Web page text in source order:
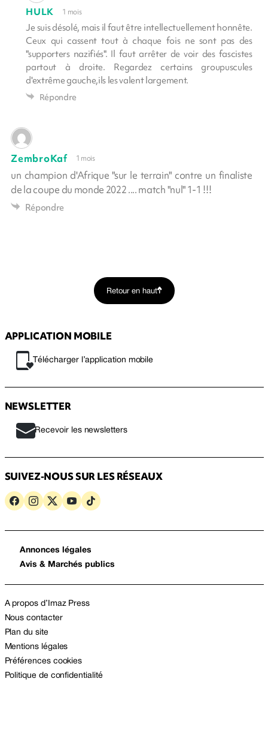
HULK 1 mois
Je suis désolé, mais il faut être intellectuellement honnête.
Ceux qui cassent tout à chaque fois ne sont pas des
"supporters nazifiés". Il faut arrêter de voir des fascistes
partout à droite. Regardez certains groupuscules
d'extrême gauche,ils les valent largement.
Répondre
ZembroKaf 1 mois
un champion d'Afrique "sur le terrain" contre un finaliste
de la coupe du monde 2022 .... match "nul" 1-1 !!!
Répondre
Retour en haut
APPLICATION MOBILE
Télécharger l’application mobile
NEWSLETTER
Recevoir les newsletters
SUIVEZ-NOUS SUR LES RÉSEAUX
Annonces légales
Avis & Marchés publics
A propos d’Imaz Press
Nous contacter
Plan du site
Mentions légales
Préférences cookies
Politique de confidentialité